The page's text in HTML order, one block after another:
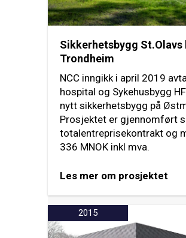
Sikkerhetsbygg St.Olavs
Trondheim
NCC inngikk i april 2019
hospital og Sykehusbygg
nytt sikkerhetsbygg på
Prosjektet er gjennomført
totalentreprisekontrakt og
336 MNOK inkl mva.
Les mer om prosjektet
2015